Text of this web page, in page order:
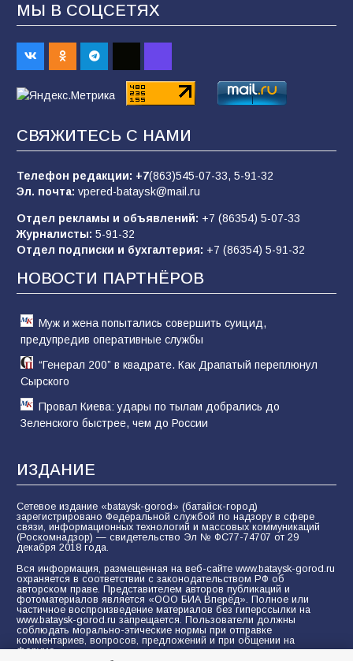
Будет ли мобилизация в России в 2026 году
после выборов: в Госдуме дали ответ
заявления о мобилизации — это
пропагандистский вброс
85 01.08.2026
«Слухами Москву не возьмёшь»: почему
заявления Киева о мобилизации — это
отчаяние, а не разведка
81 02.08.2026
МЫ В СОЦСЕТЯХ
СВЯЖИТЕСЬ С НАМИ
Телефон редакции: +7(863)545-07-33, 5-91-32
Эл. почта: vpered-bataysk@mail.ru
Отдел рекламы и объявлений: +7 (86354) 5-07-33
Журналисты: 5-91-32
Отдел подписки и бухгалтерия: +7 (86354) 5-91-32
НОВОСТИ ПАРТНЁРОВ
Муж и жена попытались совершить суицид,
предупредив оперативные службы
“Генерал 200” в квадрате. Как Драпатый переплюнул
Сырского
Провал Киева: удары по тылам добрались до
Зеленского быстрее, чем до России
ИЗДАНИЕ
Сетевое издание «bataysk-gorod» (батайск-город)
зарегистрировано Федеральной службой по надзору в сфере
связи, информационных технологий и массовых коммуникаций
(Роскомнадзор) — свидетельство Эл № ФС77-74707 от 29
декабря 2018 года.
Вся информация, размещенная на веб-сайте www.bataysk-gorod.ru
охраняется в соответствии с законодательством РФ об
авторском праве. Представителем авторов публикаций и
фотоматериалов является «ООО БИА Вперёд». Полное или
частичное воспроизведение материалов без гиперссылки на
www.bataysk-gorod.ru запрещается. Пользователи должны
соблюдать морально-этические нормы при отправке
комментариев, вопросов, предложений и при общении на
форуме.